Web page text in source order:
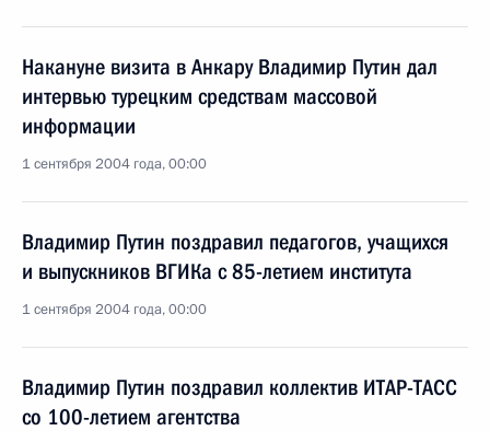
Накануне визита в Анкару Владимир Путин дал
интервью турецким средствам массовой
информации
1 сентября 2004 года, 00:00
Владимир Путин поздравил педагогов, учащихся
и выпускников ВГИКа с 85-летием института
1 сентября 2004 года, 00:00
Владимир Путин поздравил коллектив ИТАР-ТАСС
со 100-летием агентства